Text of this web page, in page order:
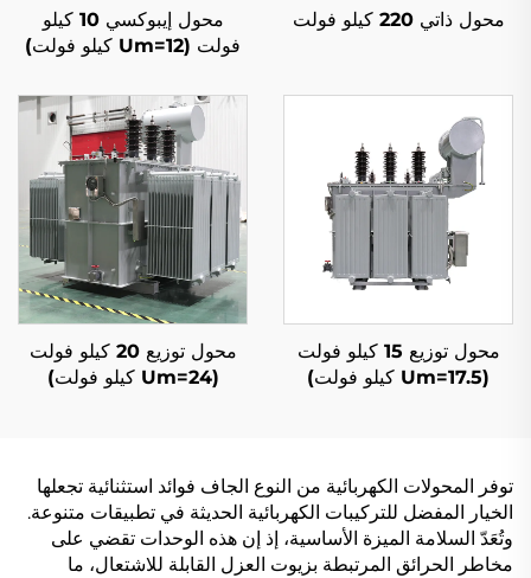
محول ذاتي 220 كيلو فولت
محول إيبوكسي 10 كيلو
فولت (Um=12 كيلو فولت)
محول توزيع 15 كيلو فولت
(Um=17.5 كيلو فولت)
محول توزيع 20 كيلو فولت
(Um=24 كيلو فولت)
توفر المحولات الكهربائية من النوع الجاف فوائد استثنائية تجعلها
الخيار المفضل للتركيبات الكهربائية الحديثة في تطبيقات متنوعة.
وتُعَدّ السلامة الميزة الأساسية، إذ إن هذه الوحدات تقضي على
مخاطر الحرائق المرتبطة بزيوت العزل القابلة للاشتعال، ما